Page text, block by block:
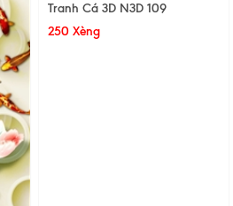
Tranh Cá 3D N3D 109
250 Xèng